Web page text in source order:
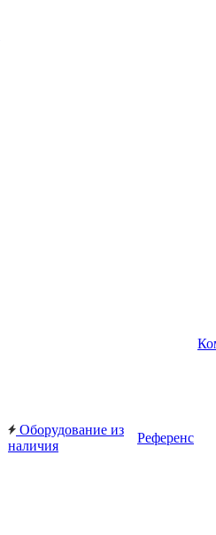
Оборудование из
наличия
Референс